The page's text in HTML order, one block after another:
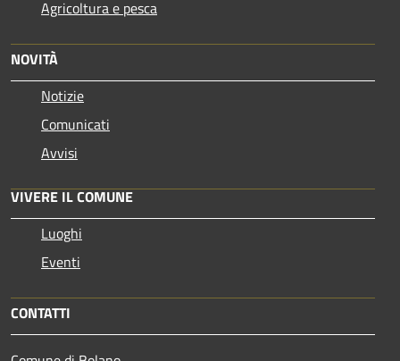
Agricoltura e pesca
NOVITÀ
Notizie
Comunicati
Avvisi
VIVERE IL COMUNE
Luoghi
Eventi
CONTATTI